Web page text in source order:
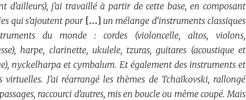
d’ailleurs), j’ai travaillé à partir de cette base, en composant
qui s’ajoutent pour […] un mélange d’instruments classiques
du monde : cordes (violoncelle, altos, violons,
harpe, clarinette, ukulele, tzuras, guitares (acoustique et
nyckelharpa et cymbalum. Et également des instruments et
virtuelles. J’ai réarrangé les thèmes de Tchaïkovski, rallongé
raccourci d’autres, mis en boucle ou même coupé. Mais